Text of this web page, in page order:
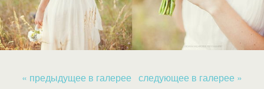
« предыдущее в галерее следующее в галерее »